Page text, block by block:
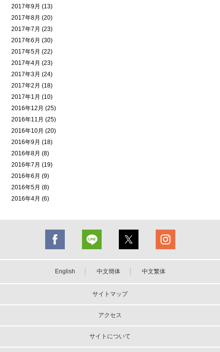
2017年9月 (13)
2017年8月 (20)
2017年7月 (23)
2017年6月 (30)
2017年5月 (22)
2017年4月 (23)
2017年3月 (24)
2017年2月 (18)
2017年1月 (10)
2016年12月 (25)
2016年11月 (25)
2016年10月 (20)
2016年9月 (18)
2016年8月 (8)
2016年7月 (19)
2016年6月 (9)
2016年5月 (8)
2016年4月 (6)
English 中文簡体 中文繁体
サイトマップ
アクセス
サイトについて